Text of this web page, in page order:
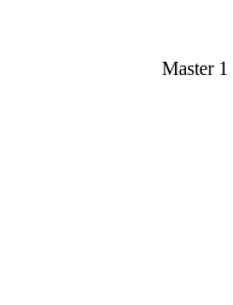
Master 1